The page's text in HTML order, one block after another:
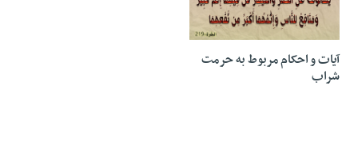
آیات و احکام مربوط به حرمت
شراب